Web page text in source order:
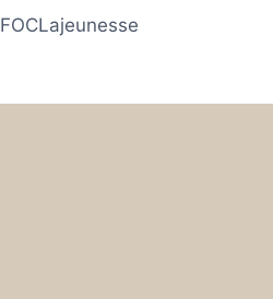
FOCLajeunesse